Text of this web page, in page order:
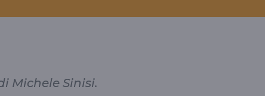
Michele Sinisi.